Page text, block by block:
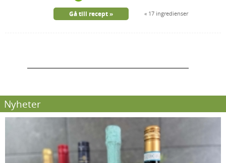
17 ingredienser
Gå till recept
Nyheter